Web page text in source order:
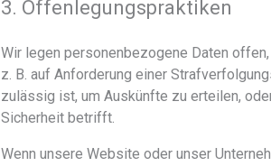
3. Offenlegungspraktiken
Wir legen personenbezogene Daten
z. B. auf Anforderung einer
zulässig ist, um Auskünfte zu erteilen,
Sicherheit betrifft.
Wenn unsere Website oder unser